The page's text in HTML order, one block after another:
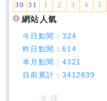
30
31 1 2 3 4 5
網站人氣
今日點閱：324
昨日點閱：614
本月點閱：4321
目前累計：3412839
管 理